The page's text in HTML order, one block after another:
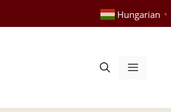
Hungarian ▼
Menü